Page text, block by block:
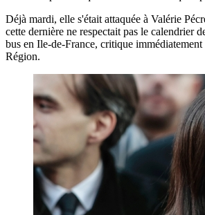
Déjà mardi, elle s'était attaquée à Valérie
cette dernière ne respectait pas le calendrier
bus en Ile-de-France, critique immédiatement
Région.